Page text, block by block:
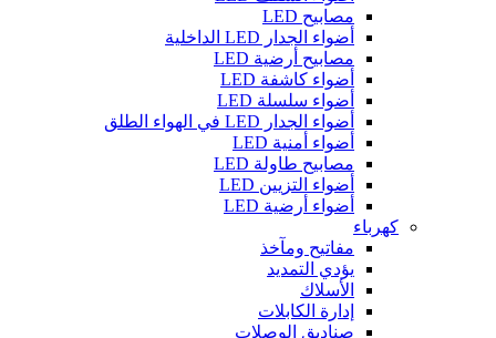
مصابيح LED
أضواء الجدار LED الداخلية
مصابيح أرضية LED
أضواء كاشفة LED
أضواء سلسلة LED
أضواء الجدار LED في الهواء الطلق
أضواء أمنية LED
مصابيح طاولة LED
أضواء التزيين LED
أضواء أرضية LED
كهرباء
مفاتيح ومآخذ
يؤدي التمديد
الأسلاك
إدارة الكابلات
صناديق الوصلات